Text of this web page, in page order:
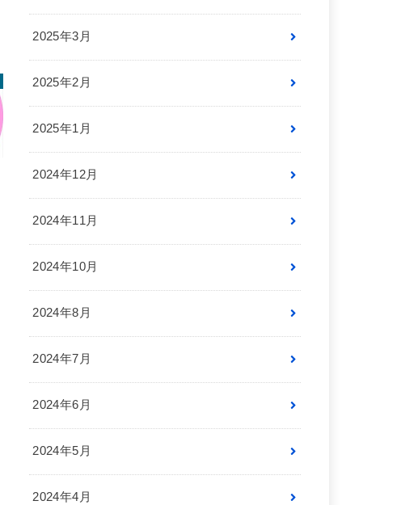
2025年3月
2025年2月
2025年1月
2024年12月
2024年11月
2024年10月
2024年8月
2024年7月
2024年6月
2024年5月
2024年4月